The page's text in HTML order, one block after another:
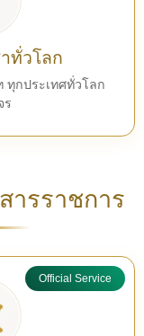
ทั่วโลก
ทุกประเทศทั่วโลก
ร
ารราชการ
Official Service